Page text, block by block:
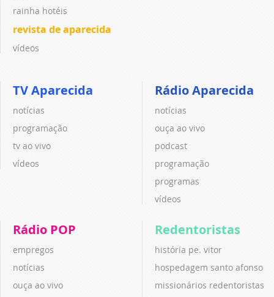
rainha hotéis
revista de aparecida
vídeos
TV Aparecida
notícias
programação
tv ao vivo
vídeos
Rádio Aparecida
notícias
ouça ao vivo
podcast
programação
programas
vídeos
Rádio POP
empregos
notícias
ouça ao vivo
Redentoristas
história pe. vitor
hospedagem santo afonso
missionários redentoristas